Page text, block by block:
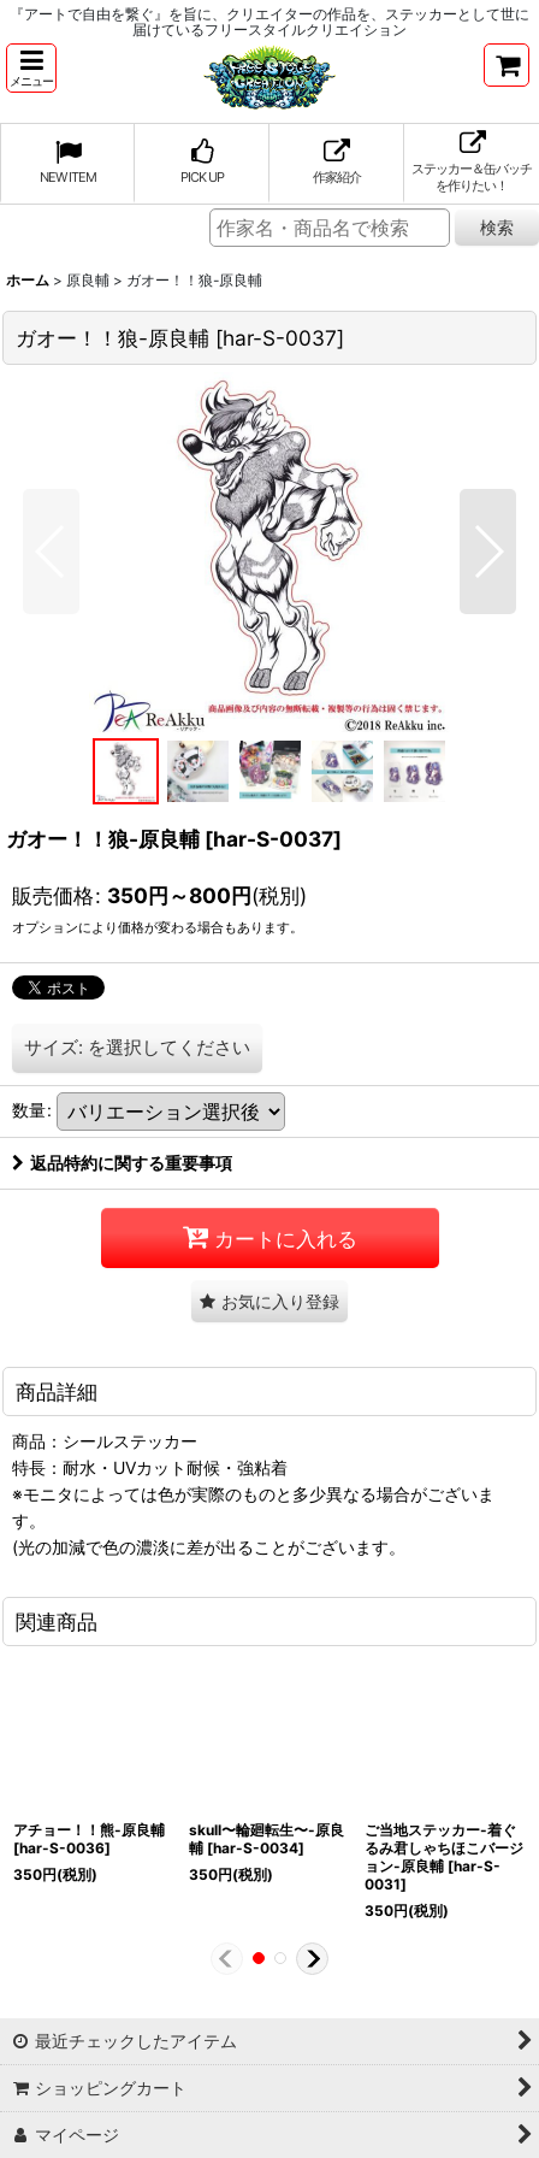
『アートで自由を繋ぐ』を旨に、クリエイターの作品を、ステッカーとして世に
届けているフリースタイルクリエイション
メニュー
NEW ITEM PICK UP 作家紹介
ステッカー＆缶バッチ
を作りたい！
ホーム > 原良輔 > ガオー！！狼-原良輔
ガオー！！狼-原良輔 [har-S-0037]
ガオー！！狼-原良輔 [har-S-0037]
販売価格: 350円～800円(税別)
オプションにより価格が変わる場合もあります。
サイズ: を選択してください
数量:
返品特約に関する重要事項
カートに入れる
お気に入り登録
商品詳細
商品：シールステッカー
特長：耐水・UVカット耐候・強粘着
※モニタによっては色が実際のものと多少異なる場合がございま
す。
(光の加減で色の濃淡に差が出ることがございます。
関連商品
アチョー！！熊-原良輔
[har-S-0036]
350円(税別)
skull〜輪廻転生〜-原良
輔 [har-S-0034]
350円(税別)
ご当地ステッカー-着ぐ
るみ君しゃちほこバージ
ョン-原良輔 [har-S-
0031]
350円(税別)
最近チェックしたアイテム
ショッピングカート
マイページ